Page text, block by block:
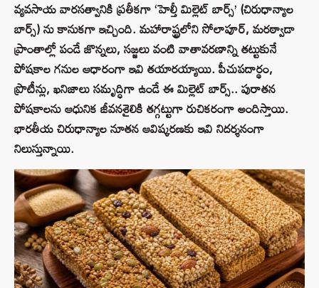
వ్యవసాయ వారసత్వానికి ప్రతీకగా ‘హెల్తీ మిల్లెట్ బార్స్’ (చిరుధాన్యాల
బార్స్) ను కానుకగా ఇచ్చింది. మహారాష్ట్రలోని సోలాపూర్, మరఠ్వాడా
ప్రాంతాల్లో పండే జొన్నలు, సజ్జలు వంటి వాతావరణాన్ని తట్టుకునే
పోషకాల గనుల ఆధారంగా ఇవి తయారయ్యాయి. పీచుపదార్థం,
ప్రొటీన్లు, ఖనిజాలు సమృద్ధిగా ఉండే ఈ మిల్లెట్ బార్స్.. పురాతన
పోషకాలను ఆధునిక జీవనశైలికి తగ్గట్టుగా రుచికరంగా అందిస్తాయి.
భారతీయ చిరుధాన్యాల నూతన ఆవిష్కరణకు ఇవి నిదర్శనంగా
నిలుస్తున్నాయి.